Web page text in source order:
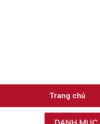
Trang chủ